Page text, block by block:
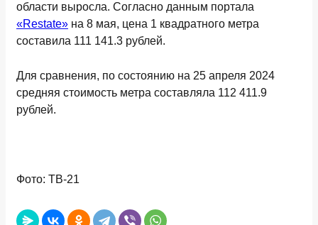
области выросла. Согласно данным портала
«Restate» на 8 мая, цена 1 квадратного метра
составила 111 141.3 рублей.
Для сравнения, по состоянию на 25 апреля 2024
средняя стоимость метра составляла 112 411.9
рублей.
Фото: ТВ-21